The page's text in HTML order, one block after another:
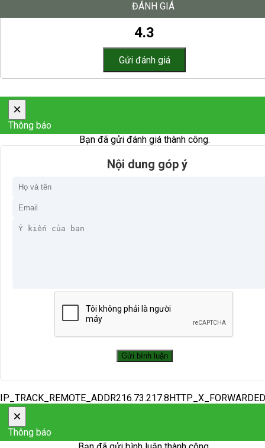
ĐÁNH GIÁ
4.3
×
Thông báo
Bạn đã gửi đánh giá thành công.
Nội dung góp ý
×
Thông báo